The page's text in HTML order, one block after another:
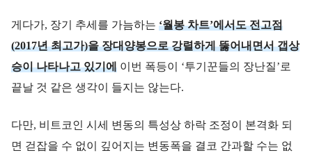
게다가, 장기 추세를 가늠하는 ‘월봉 차트’에서도 전고점
(2017년 최고가)을 장대양봉으로 강렬하게 뚫어내면서 갭상
승이 나타나고 있기에 이번 폭등이 ‘투기꾼들의 장난질’로
끝날 것 같은 생각이 들지는 않는다.
다만, 비트코인 시세 변동의 특성상 하락 조정이 본격화 되
면 걷잡을 수 없이 깊어지는 변동폭을 결코 간과할 수는 없